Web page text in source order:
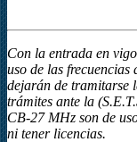
Con la entrada en
uso de las
dejarán de tramitarse
trámites ante la
CB-27 MHz son de
ni tener licencias.